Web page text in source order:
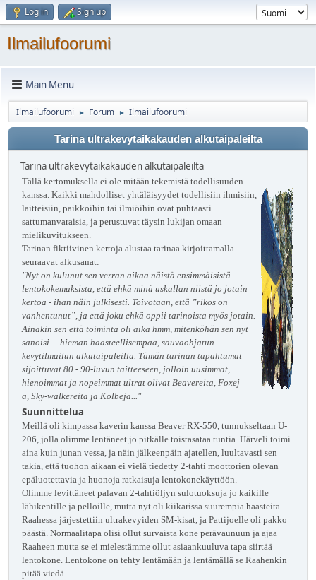
Log in Sign up
Ilmailufoorumi
Main Menu
Ilmailufoorumi ► Forum ► Ilmailufoorumi
Tarina ultrakevytaikakauden alkutaipaleilta
Tarina ultrakevytaikakauden alkutaipaleilta
Tällä kertomuksella ei ole mitään tekemistä todellisuuden
kanssa. Kaikki mahdolliset yhtäläisyydet todellisiin ihmisiin,
laitteisiin, paikkoihin tai ilmiöihin ovat puhtaasti
sattumanvaraisia, ja perustuvat täysin lukijan omaan
mielikuvitukseen.
Tarinan fiktiivinen kertoja alustaa tarinaa kirjoittamalla
seuraavat alkusanat:
"Nyt on kulunut sen verran aikaa näistä ensimmäisistä
lentokokemuksista, että ehkä minä uskallan niistä jo jotain
kertoa - ihan näin julkisesti. Toivotaan, että ”rikos on
vanhentunut”, ja että joku ehkä oppii tarinoista myös jotain.
Ainakin sen että toiminta oli aika hmm, mitenköhän sen nyt
sanoisi… hieman haasteellisempaa, sauvaohjatun
kevytilmailun alkutaipaleilla. Tämän tarinan tapahtumat
sijoittuvat 80 - 90-luvun taitteeseen, jolloin uusimmat,
hienoimmat ja nopeimmat ultrat olivat Beavereita, Foxej
a, Sky-walkereita ja Kolbeja..."
Suunnittelua
Meillä oli kimpassa kaverin kanssa Beaver RX-550, tunnukseltaan U-
206, jolla olimme lentäneet jo pitkälle toistasataa tuntia. Härveli toimi
aina kuin junan vessa, ja näin jälkeenpäin ajatellen, luultavasti sen
takia, että tuohon aikaan ei vielä tiedetty 2-tahti moottorien olevan
epäluotettavia ja huonoja ratkaisuja lentokonekäyttöön.
Olimme levittäneet palavan 2-tahtiöljyn sulotuoksuja jo kaikille
lähikentille ja pelloille, mutta nyt oli kiikarissa suurempia haasteita.
Raahessa järjestettiin ultrakevyiden SM-kisat, ja Pattijoelle oli pakko
päästä. Normaalitapa olisi ollut survaista kone perävaunuun ja ajaa
Raaheen mutta se ei mielestämme ollut asiaankuuluva tapa siirtää
lentokone. Lentokone on tehty lentämään ja lentämällä se Raahenkin
pitää viedä.